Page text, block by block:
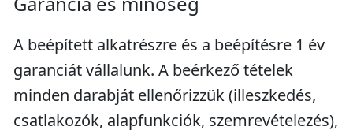
A beépített alkatrészre és a beépítésre 1 év
garanciát vállalunk. A beérkező tételek
minden darabját ellenőrizzük (illeszkedés,
csatlakozók, alapfunkciók, szemrevételezés),